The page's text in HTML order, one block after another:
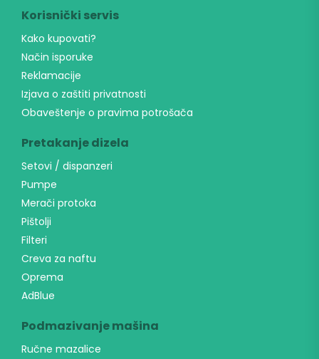
Korisnički servis
Kako kupovati?
Način isporuke
Reklamacije
Izjava o zaštiti privatnosti
Obaveštenje o pravima potrošača
Pretakanje dizela
Setovi / dispanzeri
Pumpe
Merači protoka
Pištolji
Filteri
Creva za naftu
Oprema
AdBlue
Podmazivanje mašina
Ručne mazalice